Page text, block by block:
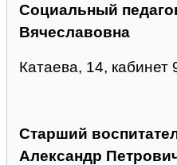
Социальный
Вячеславовна
Катаева, 14,
Старший
Александр